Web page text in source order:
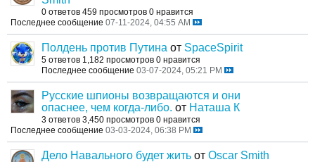
0 ответов 459 просмотров 0 нравится
Последнее сообщение 07-11-2024, 04:55 AM
Полдень против Путина от SpaceSpirit
5 ответов 1,182 просмотров 0 нравится
Последнее сообщение 03-07-2024, 05:21 PM
Русские шпионы возвращаются и они
опаснее, чем когда-либо. от Наташа К
3 ответов 3,450 просмотров 0 нравится
Последнее сообщение 03-03-2024, 06:38 PM
Дело Навального будет жить от Oscar Smith